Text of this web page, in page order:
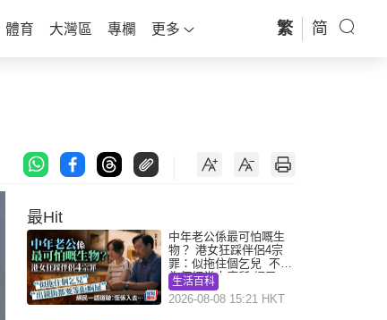
體育 大灣區 專欄 更多 繁 简
最Hit
中年老公係最可怕嘅生
物？ 港女狂踩伴侶4宗
罪：似拖住個乞兒 不解
為何經常去廁所 網民一
語道破
生活百科
2026-08-08 15:21 HKT